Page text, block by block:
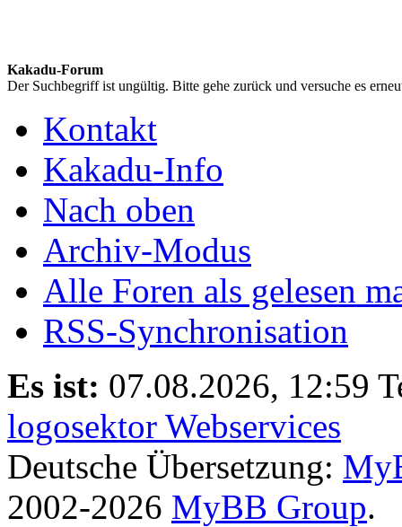
Kakadu-Forum
Der Suchbegriff ist ungültig. Bitte gehe zurück und versuche es
Kontakt
Kakadu-Info
Nach oben
Archiv-Modus
Alle Foren als gelesen
RSS-Synchronisation
Es ist: 07.08.2026, 12:59
logosektor Webservices
Deutsche Übersetzung:
2002-2026 MyBB Group.